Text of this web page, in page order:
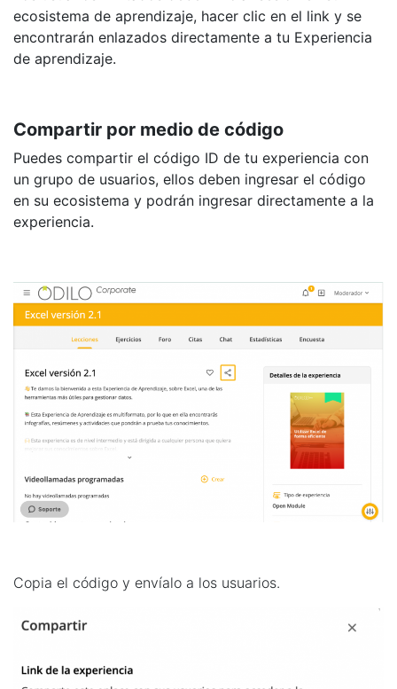
ecosistema de aprendizaje, hacer clic en el link y se
encontrarán enlazados directamente a tu Experiencia
de aprendizaje.
Compartir por medio de código
Puedes compartir el código ID de tu experiencia con
un grupo de usuarios, ellos deben ingresar el código
en su ecosistema y podrán ingresar directamente a la
experiencia.
Copia el código y envíalo a los usuarios.